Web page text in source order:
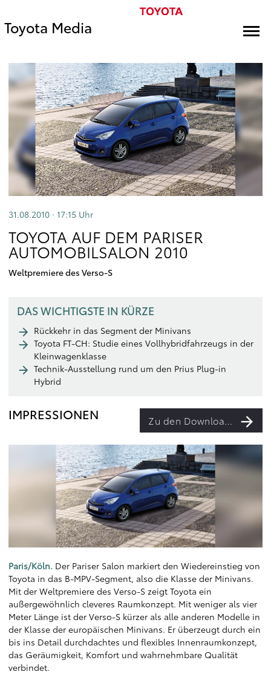
Toyota Media
31.08.2010 · 17:15 Uhr
TOYOTA AUF DEM PARISER
AUTOMOBILSALON 2010
Weltpremiere des Verso-S
DAS WICHTIGSTE IN KÜRZE
Rückkehr in das Segment der Minivans
Toyota FT-CH: Studie eines Vollhybridfahrzeugs in der
Kleinwagenklasse
Technik-Ausstellung rund um den Prius Plug-in
Hybrid
IMPRESSIONEN Zu den Downloads
Paris/Köln. Der Pariser Salon markiert den Wiedereinstieg von
Toyota in das B-MPV-Segment, also die Klasse der Minivans.
Mit der Weltpremiere des Verso-S zeigt Toyota ein
außergewöhnlich cleveres Raumkonzept. Mit weniger als vier
Meter Länge ist der Verso-S kürzer als alle anderen Modelle in
der Klasse der europäischen Minivans. Er überzeugt durch ein
bis ins Detail durchdachtes und flexibles Innenraumkonzept,
das Geräumigkeit, Komfort und wahrnehmbare Qualität
verbindet.